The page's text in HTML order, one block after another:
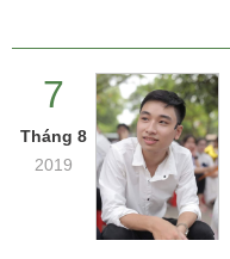
7
Tháng 8
2019